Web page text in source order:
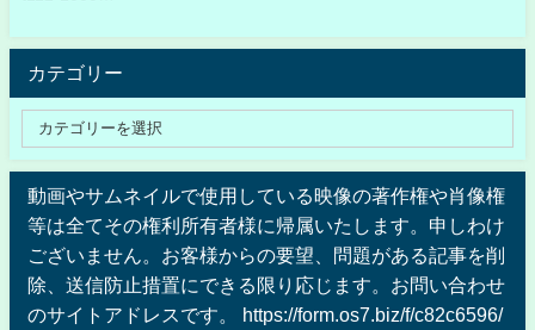
カテゴリー
動画やサムネイルで使用している映像の著作権や肖像権
等は全てその権利所有者様に帰属いたします。申しわけ
ございません。お客様からの要望、問題がある記事を削
除、送信防止措置にできる限り応じます。お問い合わせ
のサイトアドレスです。 https://form.os7.biz/f/c82c6596/